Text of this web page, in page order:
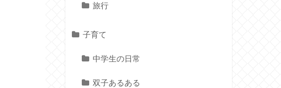
旅行
子育て
中学生の日常
双子あるある